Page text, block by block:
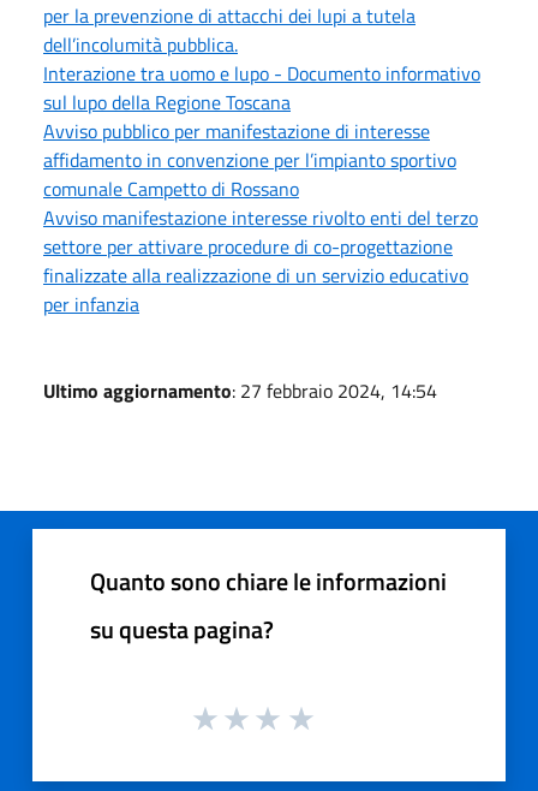
per la prevenzione di attacchi dei lupi a tutela
dell’incolumità pubblica.
Interazione tra uomo e lupo - Documento informativo
sul lupo della Regione Toscana
Avviso pubblico per manifestazione di interesse
affidamento in convenzione per l’impianto sportivo
comunale Campetto di Rossano
Avviso manifestazione interesse rivolto enti del terzo
settore per attivare procedure di co-progettazione
finalizzate alla realizzazione di un servizio educativo
per infanzia
Ultimo aggiornamento: 27 febbraio 2024, 14:54
Quanto sono chiare le informazioni
su questa pagina?